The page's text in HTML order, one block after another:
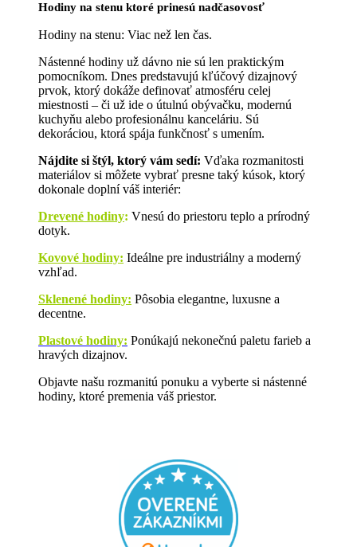
Hodiny na stenu ktoré prinesú nadčasovosť
Hodiny na stenu: Viac než len čas.
Nástenné hodiny už dávno nie sú len praktickým
pomocníkom. Dnes predstavujú kľúčový dizajnový
prvok, ktorý dokáže definovať atmosféru celej
miestnosti – či už ide o útulnú obývačku, modernú
kuchyňu alebo profesionálnu kanceláriu. Sú
dekoráciou, ktorá spája funkčnosť s umením.
Nájdite si štýl, ktorý vám sedí: Vďaka rozmanitosti
materiálov si môžete vybrať presne taký kúsok, ktorý
dokonale doplní váš interiér:
Drevené hodiny: Vnesú do priestoru teplo a prírodný
dotyk.
Kovové hodiny: Ideálne pre industriálny a moderný
vzhľad.
Sklenené hodiny: Pôsobia elegantne, luxusne a
decentne.
Plastové hodiny: Ponúkajú nekonečnú paletu farieb a
hravých dizajnov.
Objavte našu rozmanitú ponuku a vyberte si nástenné
hodiny, ktoré premenia váš priestor.